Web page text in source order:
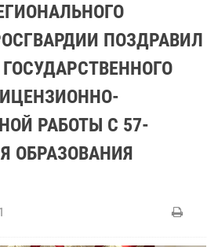
ПОЗДРАВИЛ
РАБОТЫ С 57-
ОБРАЗОВАНИЯ